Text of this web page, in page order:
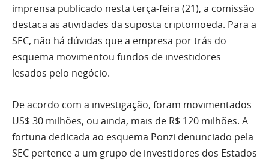
imprensa publicado nesta terça-feira (21), a comissão
destaca as atividades da suposta criptomoeda. Para a
SEC, não há dúvidas que a empresa por trás do
esquema movimentou fundos de investidores
lesados pelo negócio.
De acordo com a investigação, foram movimentados
US$ 30 milhões, ou ainda, mais de R$ 120 milhões. A
fortuna dedicada ao esquema Ponzi denunciado pela
SEC pertence a um grupo de investidores dos Estados